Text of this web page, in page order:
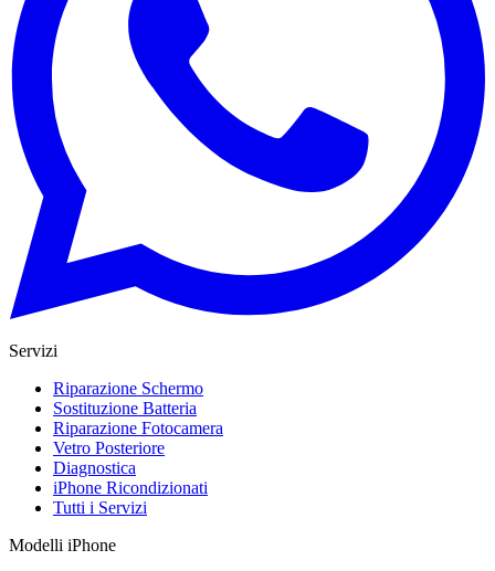
Servizi
Riparazione Schermo
Sostituzione Batteria
Riparazione Fotocamera
Vetro Posteriore
Diagnostica
iPhone Ricondizionati
Tutti i Servizi
Modelli iPhone